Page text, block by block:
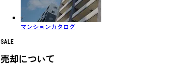
マンションカタログ
SALE
売却について